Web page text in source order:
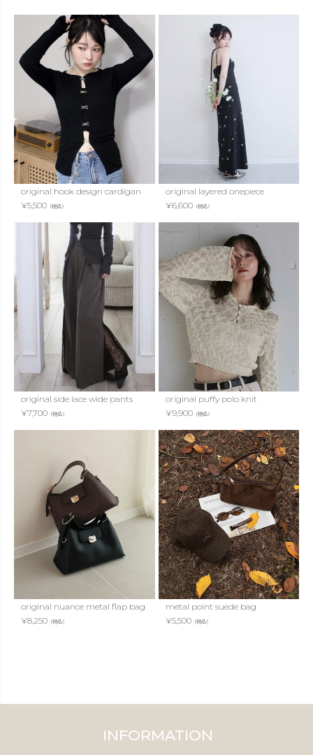
original hook design cardigan
¥5,500 （税込）
original layered onepiece
¥6,600（税込）
original side lace wide pants
¥7,700 （税込）
original puffy polo knit
¥9,900（税込）
original nuance metal flap bag
¥8,250 （税込）
metal point suede bag
¥5,500（税込）
INFORMATION